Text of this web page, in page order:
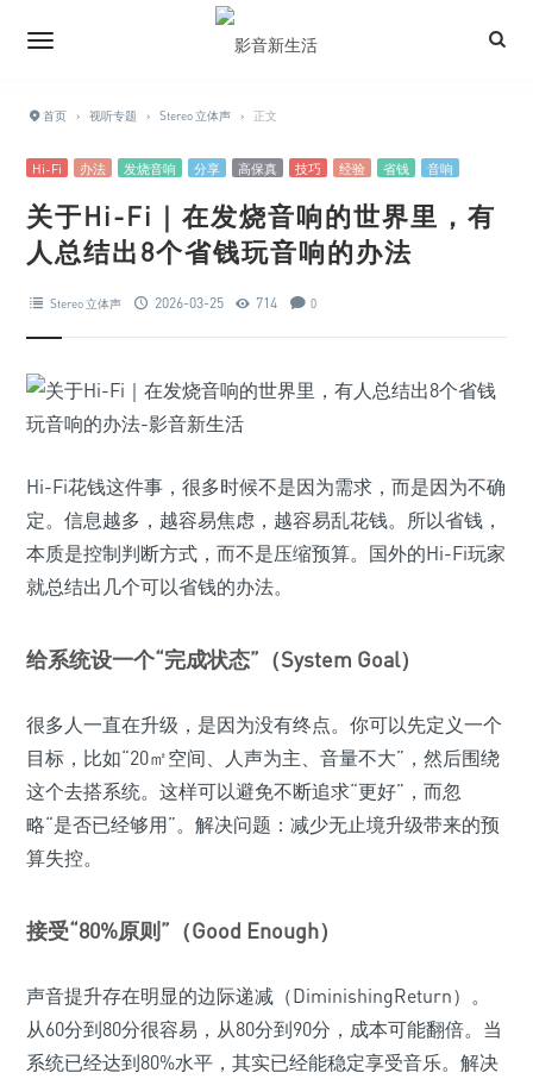
首页 › 视听专题 › Stereo 立体声 › 正文
Hi-Fi 办法 发烧音响 分享 高保真 技巧 经验 省钱 音响
关于Hi-Fi｜在发烧音响的世界里，有
人总结出8个省钱玩音响的办法
Stereo 立体声 2026-03-25 714 0
Hi-Fi花钱这件事，很多时候不是因为需求，而是因为不确
定。信息越多，越容易焦虑，越容易乱花钱。所以省钱，
本质是控制判断方式，而不是压缩预算。国外的Hi-Fi玩家
就总结出几个可以省钱的办法。
给系统设一个“完成状态”（System Goal）
很多人一直在升级，是因为没有终点。你可以先定义一个
目标，比如“20㎡空间、人声为主、音量不大”，然后围绕
这个去搭系统。这样可以避免不断追求“更好”，而忽
略“是否已经够用”。解决问题：减少无止境升级带来的预
算失控。
接受“80%原则”（Good Enough）
声音提升存在明显的边际递减（DiminishingReturn）。
从60分到80分很容易，从80分到90分，成本可能翻倍。当
系统已经达到80%水平，其实已经能稳定享受音乐。解决